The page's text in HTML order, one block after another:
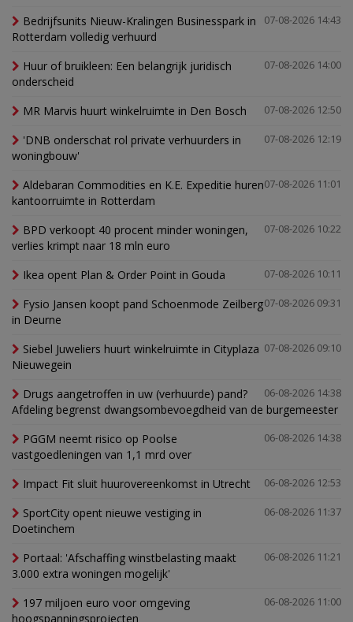
07-08-2026 14:43
Bedrijfsunits Nieuw-Kralingen Businesspark in
Rotterdam volledig verhuurd
07-08-2026 14:00
Huur of bruikleen: Een belangrijk juridisch
onderscheid
07-08-2026 12:50
MR Marvis huurt winkelruimte in Den Bosch
07-08-2026 12:19
'DNB onderschat rol private verhuurders in
woningbouw'
07-08-2026 11:01
Aldebaran Commodities en K.E. Expeditie huren
kantoorruimte in Rotterdam
07-08-2026 10:22
BPD verkoopt 40 procent minder woningen,
verlies krimpt naar 18 mln euro
07-08-2026 10:11
Ikea opent Plan & Order Point in Gouda
07-08-2026 09:31
Fysio Jansen koopt pand Schoenmode Zeilberg
in Deurne
07-08-2026 09:10
Siebel Juweliers huurt winkelruimte in Cityplaza
Nieuwegein
06-08-2026 14:38
Drugs aangetroffen in uw (verhuurde) pand?
Afdeling begrenst dwangsombevoegdheid van de burgemeester
06-08-2026 14:38
PGGM neemt risico op Poolse
vastgoedleningen van 1,1 mrd over
06-08-2026 12:53
Impact Fit sluit huurovereenkomst in Utrecht
06-08-2026 11:37
SportCity opent nieuwe vestiging in
Doetinchem
06-08-2026 11:21
Portaal: 'Afschaffing winstbelasting maakt
3.000 extra woningen mogelijk'
06-08-2026 11:00
197 miljoen euro voor omgeving
hoogspanningsprojecten